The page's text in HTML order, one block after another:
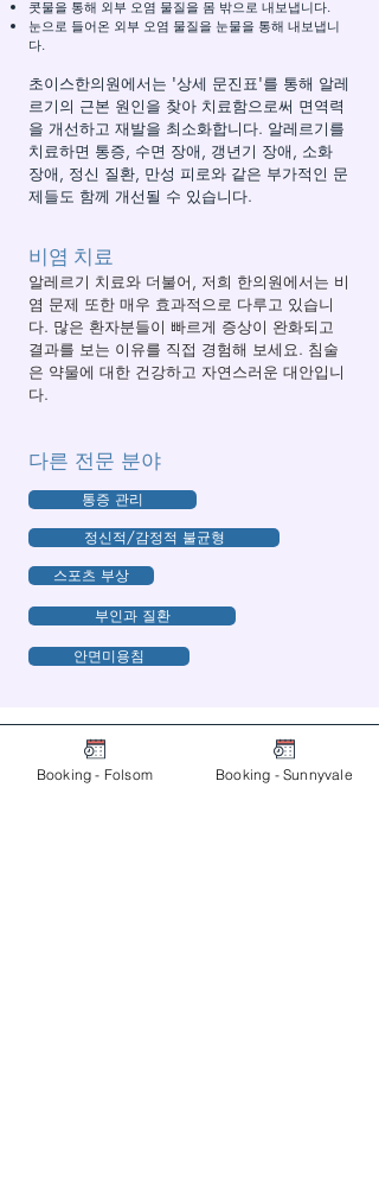
콧물을 통해 외부 오염 물질을 몸 밖으로 내보냅니다.
눈으로 들어온 외부 오염 물질을 눈물을 통해 내보냅니
다.
초이스한의원에서는 '상세 문진표'를 통해 알레
르기의 근본 원인을 찾아 치료함으로써 면역력
을 개선하고 재발을 최소화합니다. 알레르기를
치료하면 통증, 수면 장애, 갱년기 장애, 소화
장애, 정신 질환, 만성 피로와 같은 부가적인 문
제들도 함께 개선될 수 있습니다.
비염 치료
알레르기 치료와 더불어, 저희 한의원에서는 비
염 문제 또한 매우 효과적으로 다루고 있습니
다. 많은 환자분들이 빠르게 증상이 완화되고
결과를 보는 이유를 직접 경험해 보세요. 침술
은 약물에 대한 건강하고 자연스러운 대안입니
다.
다른 전문 분야
통증 관리
정신적/감정적 불균형
스포츠 부상
부인과 질환
안면미용침
Booking - Folsom Booking - Sunnyvale